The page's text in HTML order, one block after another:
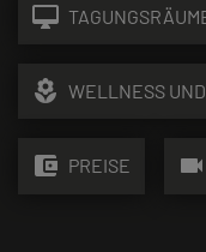
desktop_mac
local_florist WELLNESS
account_balance_wallet PREISE videocam